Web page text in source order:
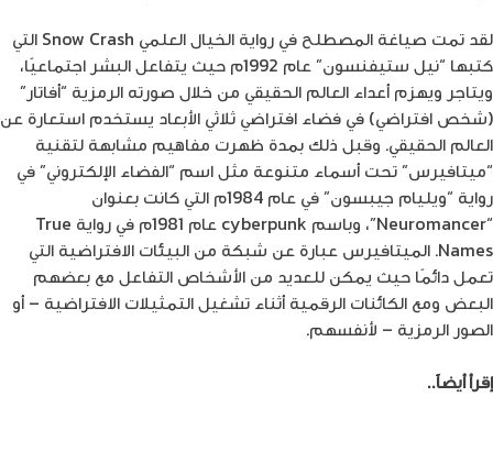
لقد تمت صياغة المصطلح في رواية الخيال العلمي Snow Crash التي
كتبها “نيل ستيفنسون” عام 1992م حيث يتفاعل البشر اجتماعيًا،
ويتاجر ويهزم أعداء العالم الحقيقي من خلال صورته الرمزية “أفاتار”
(شخص افتراضي) في فضاء افتراضي ثلاثي الأبعاد يستخدم استعارة عن
العالم الحقيقي. وقبل ذلك بمدة ظهرت مفاهيم مشابهة لتقنية
“ميتافيرس” تحت أسماء متنوعة مثل اسم “الفضاء الإلكتروني” في
رواية “ويليام جيبسون” في عام 1984م التي كانت بعنوان
“Neuromancer”، وباسم cyberpunk عام 1981م في رواية True
Names. الميتافيرس عبارة عن شبكة من البيئات الافتراضية التي
تعمل دائمًا حيث يمكن للعديد من الأشخاص التفاعل مع بعضهم
البعض ومع الكائنات الرقمية أثناء تشغيل التمثيلات الافتراضية – أو
الصور الرمزية – لأنفسهم.
إقرأ أيضاً..